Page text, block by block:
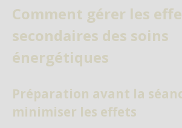
Comment gérer les
secondaires des soins
énergétiques
Préparation avant la
minimiser les effets